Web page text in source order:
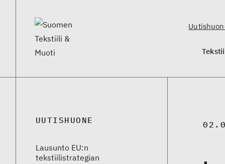
UUTISHUONE
Lausunto EU:n
tekstiilistrategian